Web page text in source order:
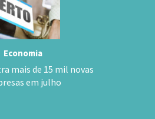
Economia
mais de 15 mil novas
em julho